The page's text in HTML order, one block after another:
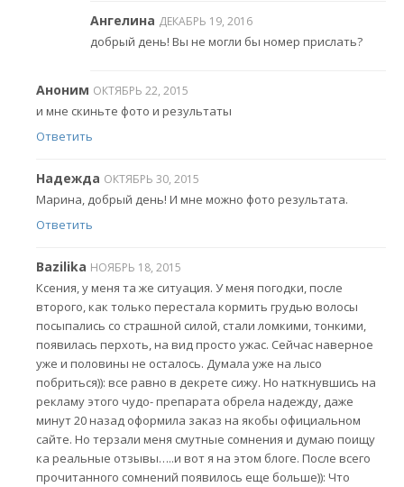
Ангелина ДЕКАБРЬ 19, 2016
добрый день! Вы не могли бы номер прислать?
Аноним ОКТЯБРЬ 22, 2015
и мне скиньте фото и результаты
Ответить
Надежда ОКТЯБРЬ 30, 2015
Марина, добрый день! И мне можно фото результата.
Ответить
Bazilika НОЯБРЬ 18, 2015
Ксения, у меня та же ситуация. У меня погодки, после
второго, как только перестала кормить грудью волосы
посыпались со страшной силой, стали ломкими, тонкими,
появилась перхоть, на вид просто ужас. Сейчас наверное
уже и половины не осталось. Думала уже на лысо
побриться)): все равно в декрете сижу. Но наткнувшись на
рекламу этого чудо- препарата обрела надежду, даже
минут 20 назад оформила заказ на якобы официальном
сайте. Но терзали меня смутные сомнения и думаю поищу
ка реальные отзывы…..и вот я на этом блоге. После всего
прочитанного сомнений появилось еще больше)): Что